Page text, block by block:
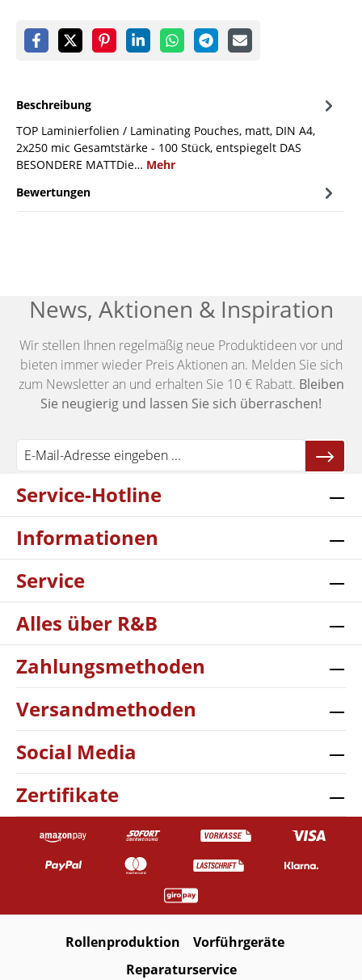
Beschreibung
TOP Laminierfolien / Laminating Pouches, matt, DIN A4,
2x250 mic Gesamtstärke - 100 Stück, entspiegelt DAS
BESONDERE MATTDie… Mehr
Bewertungen
News, Aktionen & Inspiration
Wir stellen Ihnen regelmäßig neue Produktideen vor und
bieten immer wieder Preis Aktionen an. Melden Sie sich
zum Newsletter an und erhalten Sie 10 € Rabatt. Bleiben
Sie neugierig und lassen Sie sich überraschen!
Service-Hotline
Informationen
Service
Alles über R&B
Zahlungsmethoden
Versandmethoden
Social Media
Zertifikate
Rollenproduktion
Vorführgeräte
Reparaturservice